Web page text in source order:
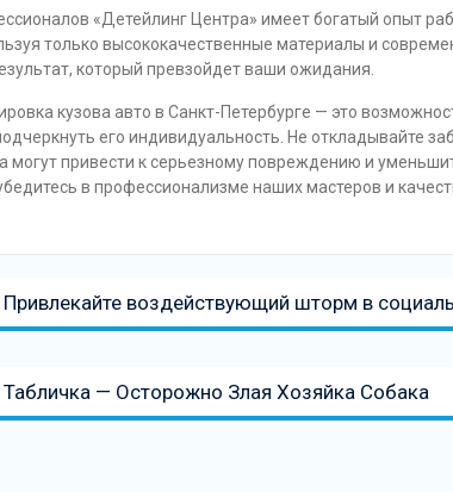
«Детейлинг Центра» имеет богатый опыт
только высококачественные материалы и
который превзойдет ваши ожидания.
кузова авто в Санкт-Петербурге — это
его индивидуальность. Не откладывайте
могут привести к серьезному повреждению и
в профессионализме наших мастеров и
Предыдущая
запись:
Привлекайте воздействующий шторм в
Следующая
Табличка — Осторожно Злая Хозяйка Собака